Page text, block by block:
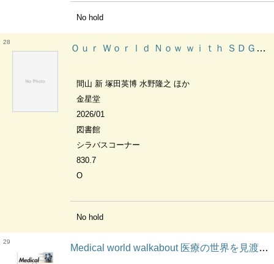
No hold
28
Ｏｕｒ Ｗｏｒｌｄ Ｎｏｗ ｗｉｔｈ ＳＤＧｓ ＳＤＧｓで考える世界の今
間山 新 塚田英博 水野隆之 ほか
金星堂
2026/01
図書館
シラバスコーナー
830.7
O
No hold
29
Medical world walkabout 医療の世界を見渡そう